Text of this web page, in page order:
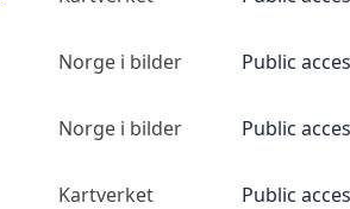
Norge i bilder Public
Norge i bilder Public
Kartverket Public